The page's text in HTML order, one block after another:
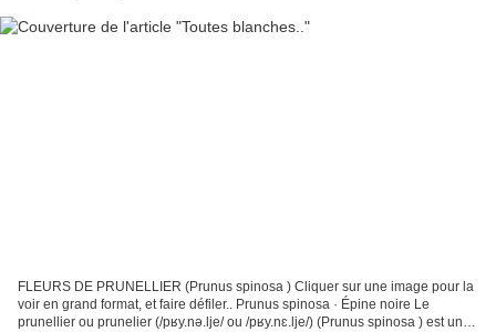
FLEURS DE PRUNELLIER (Prunus spinosa ) Cliquer sur une image pour la
voir en grand format, et faire défiler.. Prunus spinosa · Épine noire Le
prunellier ou prunelier (/pʁy.nə.lje/ ou /pʁy.nɛ.lje/) (Prunus spinosa ) est une